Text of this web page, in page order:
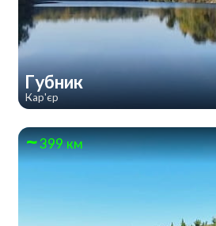
Губник
Кар'єр
399 км